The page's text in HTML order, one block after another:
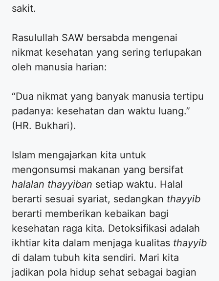
sakit.
Rasulullah SAW bersabda mengenai
nikmat kesehatan yang sering terlupakan
oleh manusia harian:
“Dua nikmat yang banyak manusia tertipu
padanya: kesehatan dan waktu luang.”
(HR. Bukhari).
Islam mengajarkan kita untuk
mengonsumsi makanan yang bersifat
halalan thayyiban setiap waktu. Halal
berarti sesuai syariat, sedangkan thayyib
berarti memberikan kebaikan bagi
kesehatan raga kita. Detoksifikasi adalah
ikhtiar kita dalam menjaga kualitas thayyib
di dalam tubuh kita sendiri. Mari kita
jadikan pola hidup sehat sebagai bagian